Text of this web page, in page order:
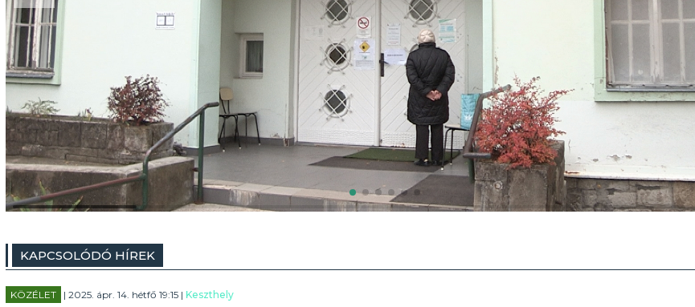
KAPCSOLÓDÓ HÍREK
KÖZÉLET | 2025. ápr. 14. hétfő 19:15 | Keszthely